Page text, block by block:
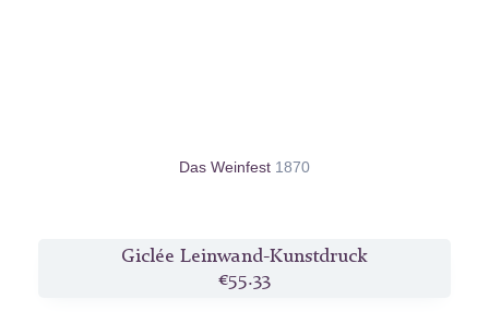
Das Weinfest 1870
Giclée Leinwand-Kunstdruck
€55.33